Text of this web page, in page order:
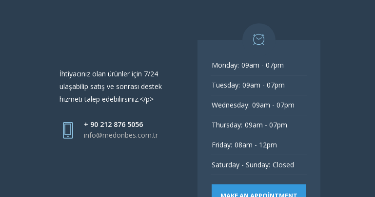
İhtiyacınız olan ürünler için 7/24
ulaşabilip satış ve sonrası destek
hizmeti talep edebilirsiniz.</p>
+ 90 212 876 5056
info@medonbes.com.tr
Monday: 09am - 07pm
Tuesday: 09am - 07pm
Wednesday: 09am - 07pm
Thursday: 09am - 07pm
Friday: 08am - 12pm
Saturday - Sunday: Closed